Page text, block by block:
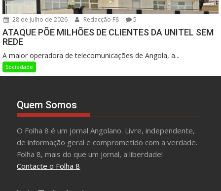
28 de Julho de 2026 Redacção F8 5
ATAQUE PÕE MILHÕES DE CLIENTES DA UNITEL SEM
REDE
A maior operadora de telecomunicações de Angola, a...
Sociedade
Quem Somos
O Folha 8 é um jornal Angolano. Livre, independente,
de informação geral e comprometido com a verdade.
Folha 8, mais do que um jornal, a liberdade!
Contacte o Folha 8